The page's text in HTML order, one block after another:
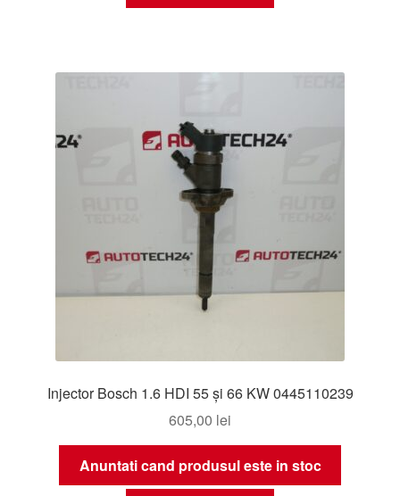
Injector Bosch 1.6 HDI 55 și 66 KW 0445110239
605,00 lei
Anuntati cand produsul este in stoc